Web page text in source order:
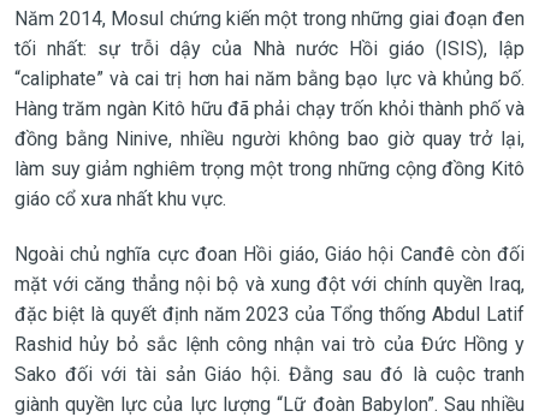
Năm 2014, Mosul chứng kiến một trong những giai đoạn đen
tối nhất: sự trỗi dậy của Nhà nước Hồi giáo (ISIS), lập
“caliphate” và cai trị hơn hai năm bằng bạo lực và khủng bố.
Hàng trăm ngàn Kitô hữu đã phải chạy trốn khỏi thành phố và
đồng bằng Ninive, nhiều người không bao giờ quay trở lại,
làm suy giảm nghiêm trọng một trong những cộng đồng Kitô
giáo cổ xưa nhất khu vực.
Ngoài chủ nghĩa cực đoan Hồi giáo, Giáo hội Canđê còn đối
mặt với căng thẳng nội bộ và xung đột với chính quyền Iraq,
đặc biệt là quyết định năm 2023 của Tổng thống Abdul Latif
Rashid hủy bỏ sắc lệnh công nhận vai trò của Đức Hồng y
Sako đối với tài sản Giáo hội. Đằng sau đó là cuộc tranh
giành quyền lực của lực lượng “Lữ đoàn Babylon”. Sau nhiều